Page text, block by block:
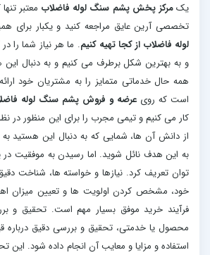
یکمرکز پخش پشم سنگ لوله فاضلاب معتبر
تخصصی آرین عایق مراجعه کنید و یکبار برای
لوله فاضلاب از کجا تهیه کنیم. ما هر نیاز شما را
و به بهترین شکل برطرف می کنیم و به دنبال
همه حال خدماتی متمایز را به مشتریان خود
است که روی عرضه و فروش پشم سنگ لوله
کار می کنیم و تیمی مجرب را برای این منظور در نظر
از دانش آن ها، شمایی که به دنبال این هستید
به این هدف نائل شوید. اما رسیدن به موفقیت
توان تعریف کرد. نیازها و خواسته ها، شناخت
خود، مشخص کردن اولویت ها و تعیین میزان
فرآیند خرید موفق بسیار مهم است. تحقیق و
محصول یا خدمتی، تحقیق و بررسی دقیق درباره
استفاده و مزایا و معایب آن انجام داده شود. این